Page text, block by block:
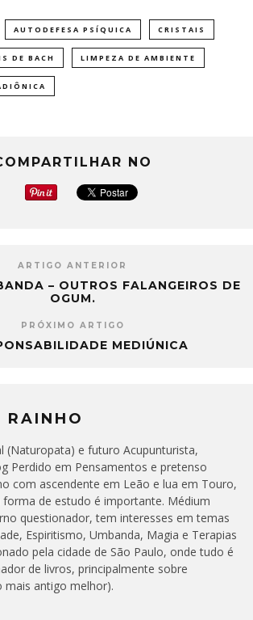
AUTODEFESA PSÍQUICA CRISTAIS
DE BACH LIMPEZA DE AMBIENTE
NO
ARTIGO ANTERIOR
– OUTROS FALANGEIROS DE
OGUM.
PRÓXIMO ARTIGO
MEDIÚNICA
RAINHO
(Naturopata) e futuro Acupunturista,
Perdido em Pensamentos e pretenso
com ascendente em Leão e lua em Touro,
de estudo é importante. Médium
questionador, tem interesses em temas
Espiritismo, Umbanda, Magia e Terapias
pela cidade de São Paulo, onde tudo é
de livros, principalmente sobre
mais antigo melhor).